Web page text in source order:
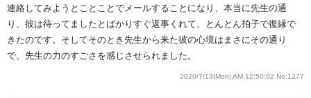
連絡してみようとことことでメールすることになり、本当に先生の通
り、彼は待ってましたとばかりすぐ返事くれて、とんとん拍子で復縁で
きたのです。そしてそのとき先生から来た彼の心境はまさにその通り
で、先生の力のすごさを感じさせられました。
2020/7/13(Mon) AM 12:50:02 No:1277